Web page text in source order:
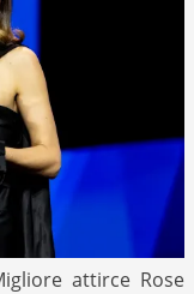
attirce Rose